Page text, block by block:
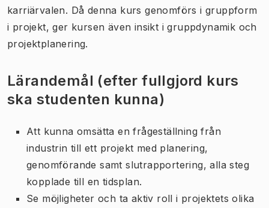
karriärvalen. Då denna kurs genomförs i gruppform
i projekt, ger kursen även insikt i gruppdynamik och
projektplanering.
Lärandemål (efter fullgjord kurs
ska studenten kunna)
Att kunna omsätta en frågeställning från
industrin till ett projekt med planering,
genomförande samt slutrapportering, alla steg
kopplade till en tidsplan.
Se möjligheter och ta aktiv roll i projektets olika